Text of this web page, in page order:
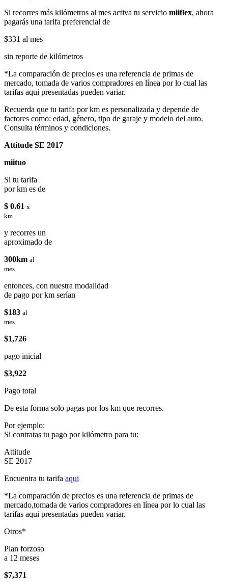
Si recorres más kilómetros al mes activa tu servicio miiflex, ahora
pagarás una tarifa preferencial de
$331 al mes
sin reporte de kilómetros
*La comparación de precios es una referencia de primas de
mercado, tomada de varios compradores en línea por lo cual las
tarifas aqui presentadas pueden variar.
Recuerda que tu tarifa por km es personalizada y depende de
factores como: edad, género, tipo de garaje y modelo del auto.
Consulta términos y condiciones.
Attitude SE 2017
miituo
Si tu tarifa
por km es de
$ 0.61 x
km
y recorres un
aproximado de
300km al
mes
entonces, con nuestra modalidad
de pago por km serían
$183 al
mes
$1,726
pago inicial
$3,922
Pago total
De esta forma solo pagas por los km que recorres.
Por ejemplo:
Si contratas tu pago por kilómetro para tu:
Attitude
SE 2017
Encuentra tu tarifa aqui
*La comparación de precios es una referencia de primas de
mercado,tomada de varios compradores en línea por lo cual las
tarifas aqui presentadas pueden variar.
Otros*
Plan forzoso
a 12 meses
$7,371